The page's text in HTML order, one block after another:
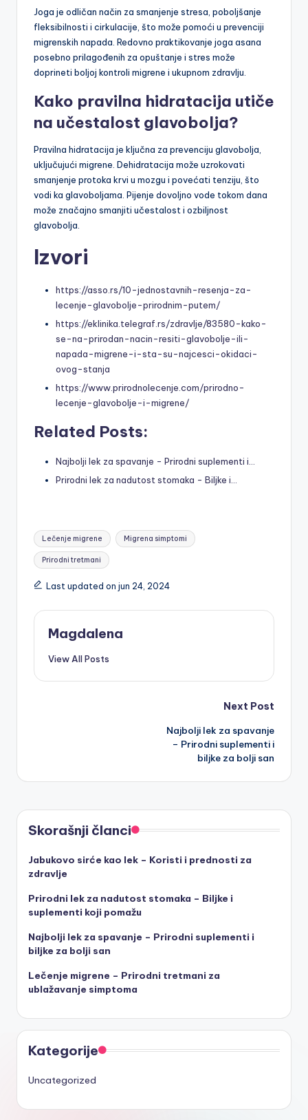
Joga je odličan način za smanjenje stresa, poboljšanje
fleksibilnosti i cirkulacije, što može pomoći u prevenciji
migrenskih napada. Redovno praktikovanje joga asana
posebno prilagođenih za opuštanje i stres može
doprineti boljoj kontroli migrene i ukupnom zdravlju.
Kako pravilna hidratacija utiče
na učestalost glavobolja?
Pravilna hidratacija je ključna za prevenciju glavobolja,
uključujući migrene. Dehidratacija može uzrokovati
smanjenje protoka krvi u mozgu i povećati tenziju, što
vodi ka glavoboljama. Pijenje dovoljno vode tokom dana
može značajno smanjiti učestalost i ozbiljnost
glavobolja.
Izvori
https://asso.rs/10-jednostavnih-resenja-za-
lecenje-glavobolje-prirodnim-putem/
https://eklinika.telegraf.rs/zdravlje/83580-kako-
se-na-prirodan-nacin-resiti-glavobolje-ili-
napada-migrene-i-sta-su-najcesci-okidaci-
ovog-stanja
https://www.prirodnolecenje.com/prirodno-
lecenje-glavobolje-i-migrene/
Related Posts:
Najbolji lek za spavanje - Prirodni suplementi i…
Prirodni lek za nadutost stomaka - Biljke i…
Tags:
Lečenje migrene Migrena simptomi
Prirodni tretmani
Last updated on jun 24, 2024
Magdalena
View All Posts
Next Post
Najbolji lek za spavanje
– Prirodni suplementi i
biljke za bolji san
Skorašnji članci
Jabukovo sirće kao lek – Koristi i prednosti za
zdravlje
Prirodni lek za nadutost stomaka – Biljke i
suplementi koji pomažu
Najbolji lek za spavanje – Prirodni suplementi i
biljke za bolji san
Lečenje migrene – Prirodni tretmani za
ublažavanje simptoma
Kategorije
Uncategorized